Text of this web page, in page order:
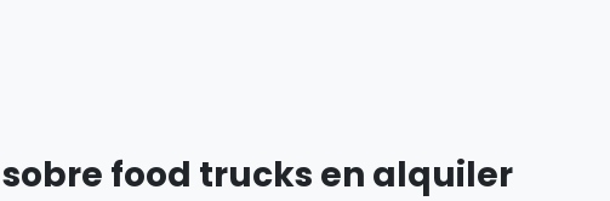
food trucks en alquiler